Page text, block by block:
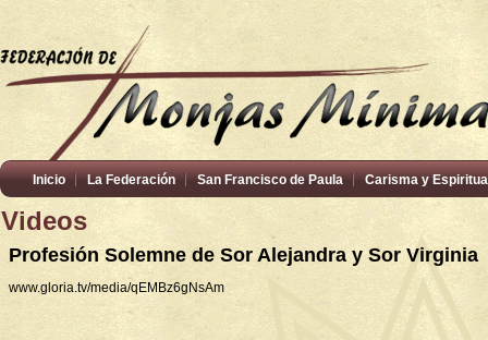
Inicio La Federación San Francisco de Paula Carisma y
Videos
Profesión Solemne de Sor Alejandra y Sor Virginia
www.gloria.tv/media/qEMBz6gNsAm